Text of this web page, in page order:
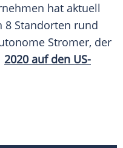
hat aktuell
8 Standorten rund
Stromer, der
2020 auf den US-